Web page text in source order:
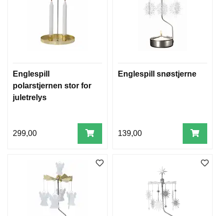
Englespill
polarstjernen stor for
juletrelys
299,00
Englespill snøstjerne
139,00